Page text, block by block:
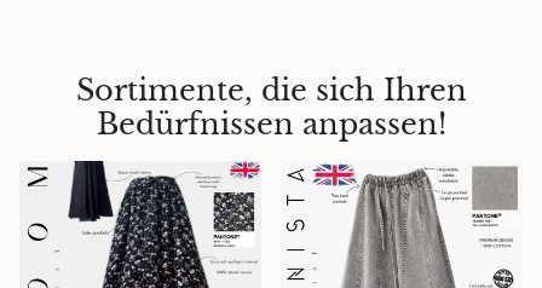
Sortimente, die sich Ihren
Bedürfnissen anpassen!